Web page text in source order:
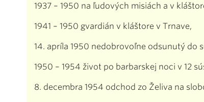
1937 – 1950 na ľudových misiách a v
1941 – 1950 gvardián v kláštore v Trnave,
14. apríla 1950 nedobrovoľne odsunutý do
1950 – 1954 život po barbarskej noci v 12
8. decembra 1954 odchod zo Želiva na